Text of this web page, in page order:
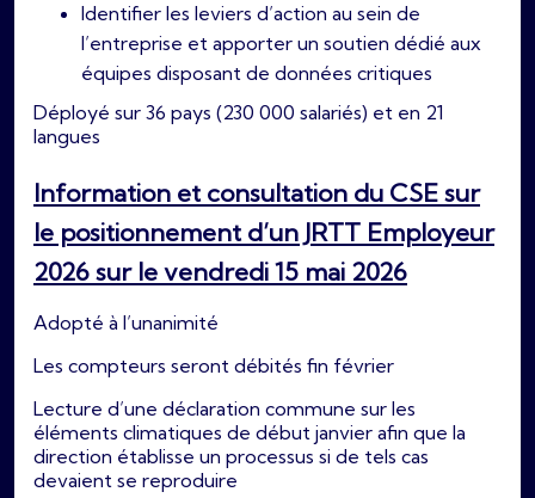
Identifier les leviers d’action au sein de
l’entreprise et apporter un soutien dédié aux
équipes disposant de données critiques
Déployé sur 36 pays (230 000 salariés) et en 21
langues
Information et consultation du CSE sur
le positionnement d’un JRTT Employeur
2026 sur le vendredi 15 mai 2026
Adopté à l’unanimité
Les compteurs seront débités fin février
Lecture d’une déclaration commune sur les
éléments climatiques de début janvier afin que la
direction établisse un processus si de tels cas
devaient se reproduire